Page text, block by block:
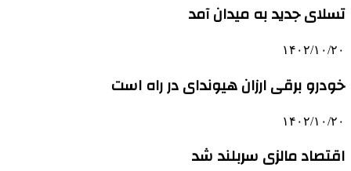
تسلای جدید به میدان آمد
۱۴۰۲/۱۰/۲۰
خودرو برقی ارزان هیوندای در راه است
۱۴۰۲/۱۰/۲۰
اقتصاد مالزی سربلند شد